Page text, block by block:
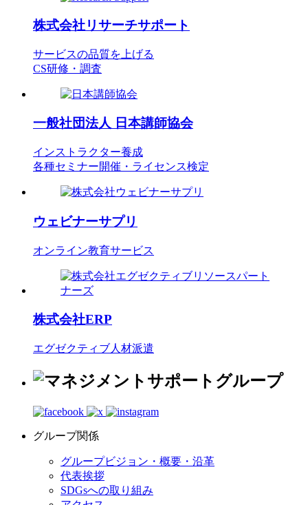
株式会社リサーチサポート
サービスの品質を上げる
CS研修・調査
一般社団法人 日本講師協会
インストラクター養成
各種セミナー開催・ライセンス検定
ウェビナーサプリ
オンライン教育サービス
株式会社ERP
エグゼクティブ人材派遣
グループ関係
グループビジョン・概要・沿革
代表挨拶
SDGsへの取り組み